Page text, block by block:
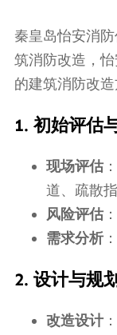
秦皇岛怡安消
筑消防改造，
的建筑消防改造
1. 初始评估
现场评估
道、疏散
风险评估
需求分析
2. 设计与规划
改造设计